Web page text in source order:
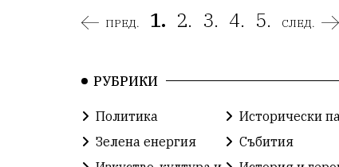
ПРЕД. 1. 2. 3. 4. 5. СЛЕД.
РУБРИКИ
Политика
Исторически
Зелена енергия
Събития